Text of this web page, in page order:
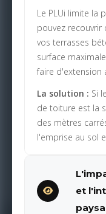
Le PLUi limite la
pouvez
vos terrasses
surface
faire d'extension
La solution : Si
de toiture est la
des mètres
l'emprise au sol
et